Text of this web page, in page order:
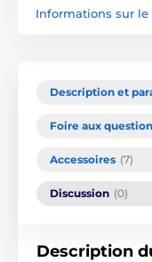
Informations sur
Description et
Foire aux
Accessoires (7)
Discussion (0)
Description